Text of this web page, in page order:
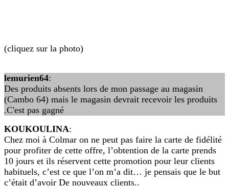
(cliquez sur la photo)
lemurien64:
Des produits absents lors de mon passage au magasin
(Cambo 64) mais le magasin devrait recevoir les produits
.C'est pas gagné
KOUKOULINA:
Chez moi à Colmar on ne peut pas faire la carte de fidélité
pour profiter de cette offre, l’obtention de la carte prends
10 jours et ils réservent cette promotion pour leur clients
habituels, c’est ce que l’on m’a dit… je pensais que le but
c’était d’avoir De nouveaux clients..